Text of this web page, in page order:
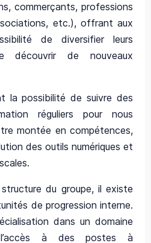
commerçants, professions
etc.), offrant aux
de diversifier leurs
découvrir de nouveaux
la possibilité de suivre des
réguliers pour nous
montée en compétences,
des outils numériques et
du groupe, il existe
de progression interne.
dans un domaine
à des postes à